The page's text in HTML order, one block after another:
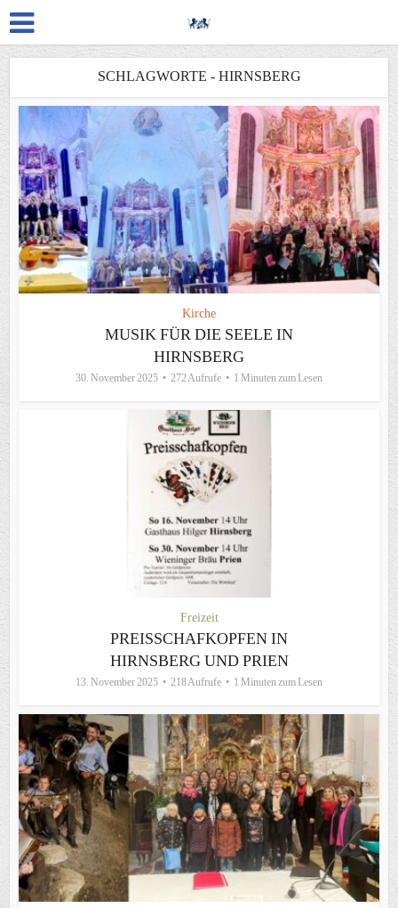
SCHLAGWORTE - HIRNSBERG
Kirche
MUSIK FÜR DIE SEELE IN
HIRNSBERG
30. November 2025 272 Aufrufe 1 Minuten zum Lesen
Freizeit
PREISSCHAFKOPFEN IN
HIRNSBERG UND PRIEN
13. November 2025 218 Aufrufe 1 Minuten zum Lesen